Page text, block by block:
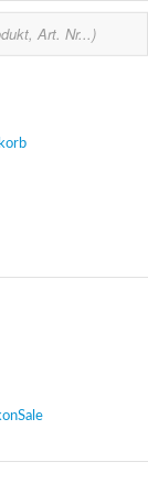
Sale